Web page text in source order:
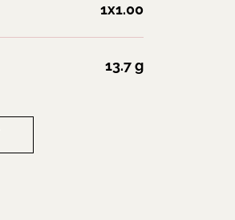
1x1.00
13.7 g